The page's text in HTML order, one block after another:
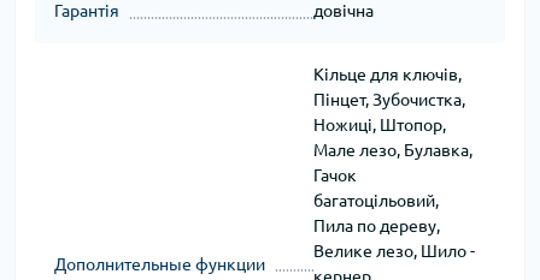
Гарантія довічна
Дополнительные функции
Кільце для ключів,
Пінцет, Зубочистка,
Ножиці, Штопор,
Мале лезо, Булавка,
Гачок
багатоцільовий,
Пила по дереву,
Велике лезо, Шило -